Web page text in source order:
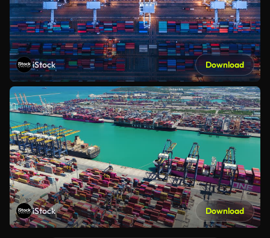
iStock Download
iStock Download